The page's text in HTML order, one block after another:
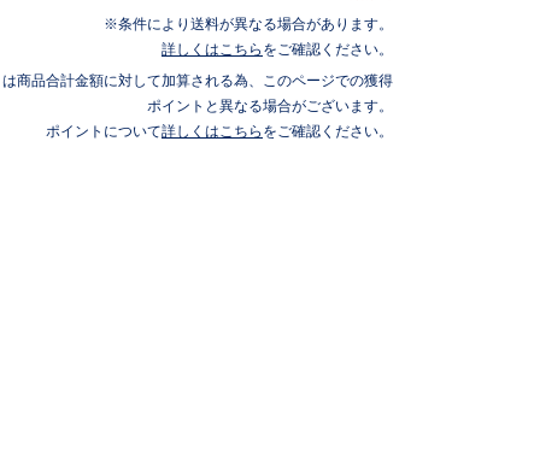
条件により送料が異なる場合があります。
詳しくはこちら をご確認ください。
商品合計金額に対して加算される為、このページでの獲得
ポイントと異なる場合がございます。
ポイントについて詳しくはこちら をご確認ください。